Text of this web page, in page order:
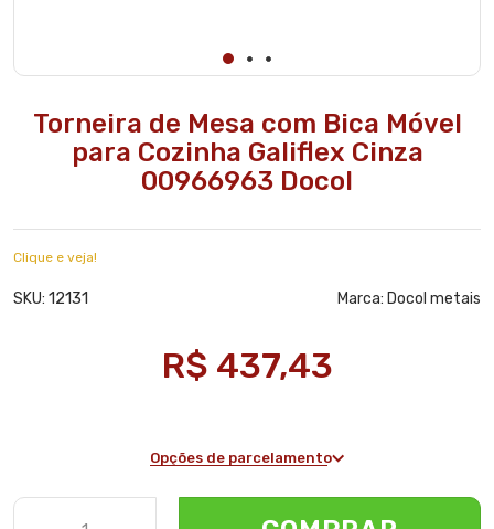
Torneira de Mesa com Bica Móvel
para Cozinha Galiflex Cinza
00966963 Docol
Clique e veja!
SKU: 12131 Marca: Docol metais
R$ 437,43
Opções de parcelamento